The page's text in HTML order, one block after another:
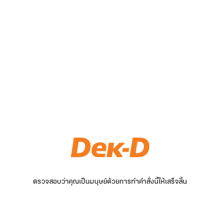
ตรวจสอบว่าคุณเป็นมนุษย์ด้วยการทำคำสั่งนี้ให้เสร็จสิ้น